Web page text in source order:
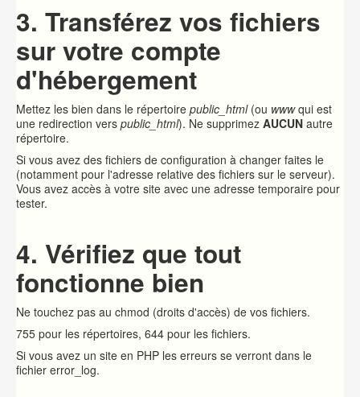
3. Transférez vos fichiers
sur votre compte
d'hébergement
Mettez les bien dans le répertoire public_html(ou wwwqui est
une redirection vers public_html). Ne supprimez AUCUN autre
répertoire.
Si vous avez des fichiers de configuration à changer faites le
(notamment pour l'adresse relative des fichiers sur le serveur).
Vous avez accès à votre site avec une adresse temporaire pour
tester.
4. Vérifiez que tout
fonctionne bien
Ne touchez pas au chmod (droits d'accès) de vos fichiers.
755 pour les répertoires, 644 pour les fichiers.
Si vous avez un site en PHP les erreurs se verront dans le
fichier error_log.